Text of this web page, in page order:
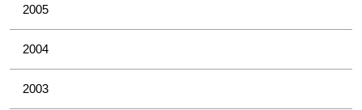
2005
2004
2003